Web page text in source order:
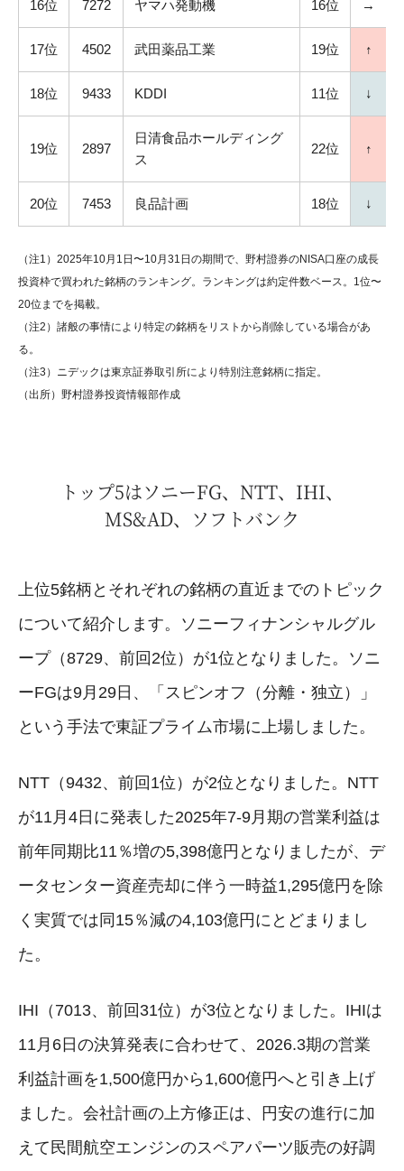
16位 7272 ヤマハ発動機 16位 →
17位 4502 武田薬品工業 19位 ↑
18位 9433 KDDI 11位 ↓
19位 2897
日清食品ホールディング
ス
22位 ↑
20位 7453 良品計画 18位 ↓
（注1）2025年10月1日〜10月31日の期間で、野村證券のNISA口座の成長
投資枠で買われた銘柄のランキング。ランキングは約定件数ベース。1位〜
20位までを掲載。
（注2）諸般の事情により特定の銘柄をリストから削除している場合があ
る。
（注3）ニデックは東京証券取引所により特別注意銘柄に指定。
（出所）野村證券投資情報部作成
トップ5はソニーFG、NTT、IHI、
MS&AD、ソフトバンク
上位5銘柄とそれぞれの銘柄の直近までのトピック
について紹介します。ソニーフィナンシャルグル
ープ（8729、前回2位）が1位となりました。ソニ
ーFGは9月29日、「スピンオフ（分離・独立）」
という手法で東証プライム市場に上場しました。
NTT（9432、前回1位）が2位となりました。NTT
が11月4日に発表した2025年7-9月期の営業利益は
前年同期比11％増の5,398億円となりましたが、デ
ータセンター資産売却に伴う一時益1,295億円を除
く実質では同15％減の4,103億円にとどまりまし
た。
IHI（7013、前回31位）が3位となりました。IHIは
11月6日の決算発表に合わせて、2026.3期の営業
利益計画を1,500億円から1,600億円へと引き上げ
ました。会社計画の上方修正は、円安の進行に加
えて民間航空エンジンのスペアパーツ販売の好調